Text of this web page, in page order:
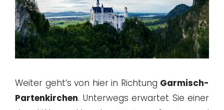
Weiter geht’s von hier in Richtung Garmisch-
Partenkirchen. Unterwegs erwartet Sie einer